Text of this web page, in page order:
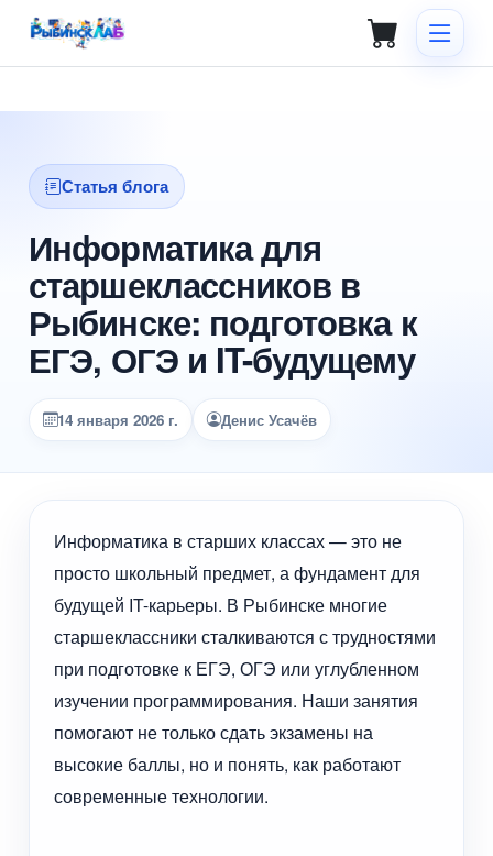
Статья блога
Информатика для
старшеклассников в
Рыбинске: подготовка к
ЕГЭ, ОГЭ и IT-будущему
14 января 2026 г. Денис Усачёв
Информатика в старших классах — это не
просто школьный предмет, а фундамент для
будущей IT-карьеры. В Рыбинске многие
старшеклассники сталкиваются с трудностями
при подготовке к ЕГЭ, ОГЭ или углубленном
изучении программирования. Наши занятия
помогают не только сдать экзамены на
высокие баллы, но и понять, как работают
современные технологии.